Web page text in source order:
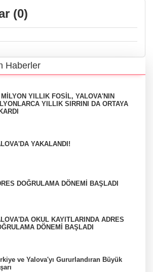
(0)
Haberler
YILLIK FOSİL, YALOVA'NIN
YILLIK SIRRINI DA ORTAYA
YAKALANDI!
DOĞRULAMA DÖNEMİ BAŞLADI
OKUL KAYITLARINDA ADRES
DÖNEMİ BAŞLADI
ve Yalova'yı Gururlandıran Büyük